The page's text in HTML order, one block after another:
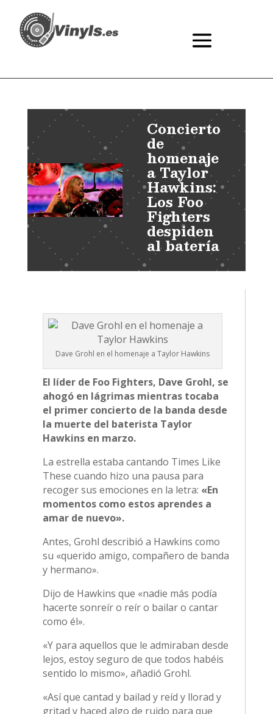
Concierto
de
homenaje
a Taylor
Hawkins:
Los Foo
Fighters
despiden
al batería
Dave Grohl en el homenaje a Taylor Hawkins
El líder de Foo Fighters, Dave Grohl, se
ahogó en lágrimas mientras tocaba
el primer concierto de la banda desde
la muerte del baterista Taylor
Hawkins en marzo.
La estrella estaba cantando Times Like
These cuando hizo una pausa para
recoger sus emociones en la letra: «En
momentos como estos aprendes a
amar de nuevo».
Antes, Grohl describió a Hawkins como
su «querido amigo, compañero de banda
y hermano».
Dijo de Hawkins que «nadie más podía
hacerte sonreír o reír o bailar o cantar
como él».
«Y para aquellos que le admiraban desde
lejos, estoy seguro de que todos habéis
sentido lo mismo», añadió Grohl.
«Así que cantad y bailad y reíd y llorad y
gritad y haced algo de ruido para que